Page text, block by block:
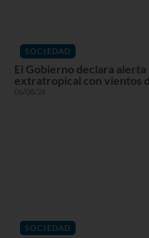
SOCIEDAD
El Gobierno declara
extratropical con vientos
06/08/26
SOCIEDAD